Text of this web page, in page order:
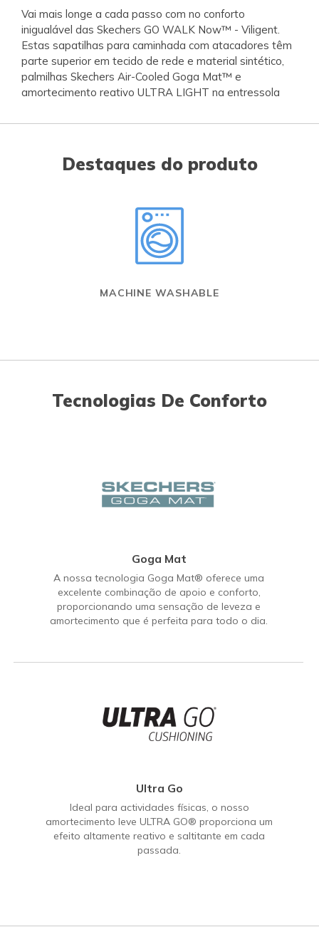
Vai mais longe a cada passo com no conforto
inigualável das Skechers GO WALK Now™ - Viligent.
Estas sapatilhas para caminhada com atacadores têm
parte superior em tecido de rede e material sintético,
palmilhas Skechers Air-Cooled Goga Mat™ e
amortecimento reativo ULTRA LIGHT na entressola
Destaques do produto
MACHINE WASHABLE
Tecnologias De Conforto
Goga Mat
A nossa tecnologia Goga Mat® oferece uma
excelente combinação de apoio e conforto,
proporcionando uma sensação de leveza e
amortecimento que é perfeita para todo o dia.
Ultra Go
Ideal para actividades físicas, o nosso
amortecimento leve ULTRA GO® proporciona um
efeito altamente reativo e saltitante em cada
passada.